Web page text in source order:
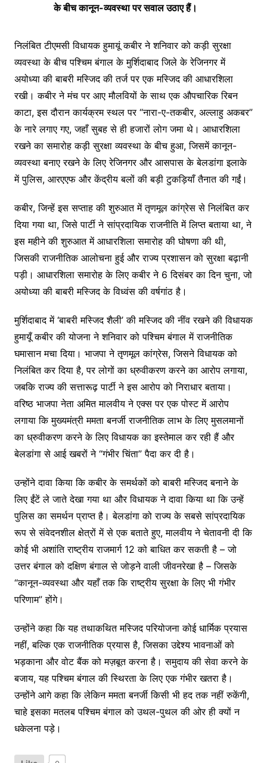
के बीच कानून-व्यवस्था पर सवाल उठाए हैं।
निलंबित टीएमसी विधायक हुमायूं कबीर ने शनिवार को कड़ी सुरक्षा
व्यवस्था के बीच पश्चिम बंगाल के मुर्शिदाबाद जिले के रेजिनगर में
अयोध्या की बाबरी मस्जिद की तर्ज पर एक मस्जिद की आधारशिला
रखी। कबीर ने मंच पर आए मौलवियों के साथ एक औपचारिक रिबन
काटा, इस दौरान कार्यक्रम स्थल पर “नारा-ए-तकबीर, अल्लाहु अकबर”
के नारे लगाए गए, जहाँ सुबह से ही हजारों लोग जमा थे। आधारशिला
रखने का समारोह कड़ी सुरक्षा व्यवस्था के बीच हुआ, जिसमें कानून-
व्यवस्था बनाए रखने के लिए रेजिनगर और आसपास के बेलडांगा इलाके
में पुलिस, आरएएफ और केंद्रीय बलों की बड़ी टुकड़ियाँ तैनात की गईं।
कबीर, जिन्हें इस सप्ताह की शुरुआत में तृणमूल कांग्रेस से निलंबित कर
दिया गया था, जिसे पार्टी ने सांप्रदायिक राजनीति में लिप्त बताया था, ने
इस महीने की शुरुआत में आधारशिला समारोह की घोषणा की थी,
जिसकी राजनीतिक आलोचना हुई और राज्य प्रशासन को सुरक्षा बढ़ानी
पड़ी। आधारशिला समारोह के लिए कबीर ने 6 दिसंबर का दिन चुना, जो
अयोध्या की बाबरी मस्जिद के विध्वंस की वर्षगांठ है।
मुर्शिदाबाद में ‘बाबरी मस्जिद शैली’ की मस्जिद की नींव रखने की विधायक
हुमायूँ कबीर की योजना ने शनिवार को पश्चिम बंगाल में राजनीतिक
घमासान मचा दिया। भाजपा ने तृणमूल कांग्रेस, जिसने विधायक को
निलंबित कर दिया है, पर लोगों का ध्रुवीकरण करने का आरोप लगाया,
जबकि राज्य की सत्तारूढ़ पार्टी ने इस आरोप को निराधार बताया।
वरिष्ठ भाजपा नेता अमित मालवीय ने एक्स पर एक पोस्ट में आरोप
लगाया कि मुख्यमंत्री ममता बनर्जी राजनीतिक लाभ के लिए मुसलमानों
का ध्रुवीकरण करने के लिए विधायक का इस्तेमाल कर रही हैं और
बेलडांगा से आई खबरों ने “गंभीर चिंता” पैदा कर दी है।
उन्होंने दावा किया कि कबीर के समर्थकों को बाबरी मस्जिद बनाने के
लिए ईंटें ले जाते देखा गया था और विधायक ने दावा किया था कि उन्हें
पुलिस का समर्थन प्राप्त है। बेलडांगा को राज्य के सबसे सांप्रदायिक
रूप से संवेदनशील क्षेत्रों में से एक बताते हुए, मालवीय ने चेतावनी दी कि
कोई भी अशांति राष्ट्रीय राजमार्ग 12 को बाधित कर सकती है – जो
उत्तर बंगाल को दक्षिण बंगाल से जोड़ने वाली जीवनरेखा है – जिसके
“कानून-व्यवस्था और यहाँ तक कि राष्ट्रीय सुरक्षा के लिए भी गंभीर
परिणाम” होंगे।
उन्होंने कहा कि यह तथाकथित मस्जिद परियोजना कोई धार्मिक प्रयास
नहीं, बल्कि एक राजनीतिक प्रयास है, जिसका उद्देश्य भावनाओं को
भड़काना और वोट बैंक को मज़बूत करना है। समुदाय की सेवा करने के
बजाय, यह पश्चिम बंगाल की स्थिरता के लिए एक गंभीर खतरा है।
उन्होंने आगे कहा कि लेकिन ममता बनर्जी किसी भी हद तक नहीं रुकेंगी,
चाहे इसका मतलब पश्चिम बंगाल को उथल-पुथल की ओर ही क्यों न
धकेलना पड़े।